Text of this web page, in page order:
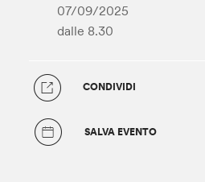
07/09/2025
dalle 8.30
CONDIVIDI
SALVA EVENTO